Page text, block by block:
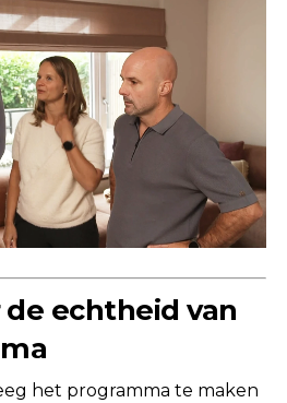
echtheid van
het programma te maken